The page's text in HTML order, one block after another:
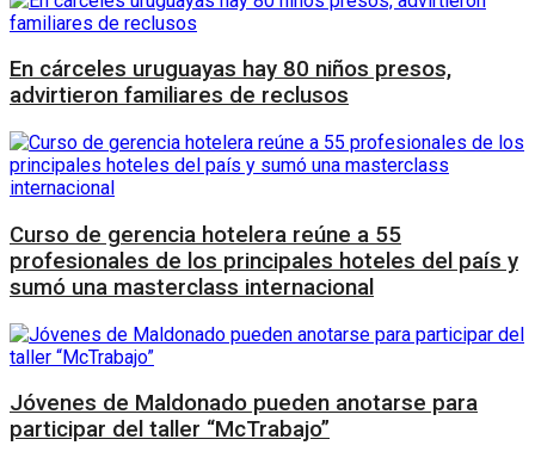
En cárceles uruguayas hay 80 niños presos,
advirtieron familiares de reclusos
Curso de gerencia hotelera reúne a 55
profesionales de los principales hoteles del país y
sumó una masterclass internacional
Jóvenes de Maldonado pueden anotarse para
participar del taller “McTrabajo”